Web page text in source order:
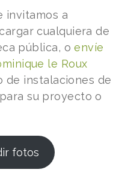
invitamos a
cualquiera de
pública, oenvíe
le Roux
de instalaciones de
su proyecto o
fotos